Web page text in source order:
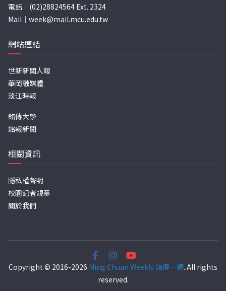
電話｜(02)28824564 Ext. 2324
Mail｜ week@mail.mcu.edu.tw
網站連結
世新新聞人報
華岡融媒體
淡江時報
銘傳大學
銘報新聞
相關資訊
隱私權聲明
校園記者規章
關於我們
Copyright © 2016-2026 Ming Chuan Weekly 銘傳一週. All rights
reserved.